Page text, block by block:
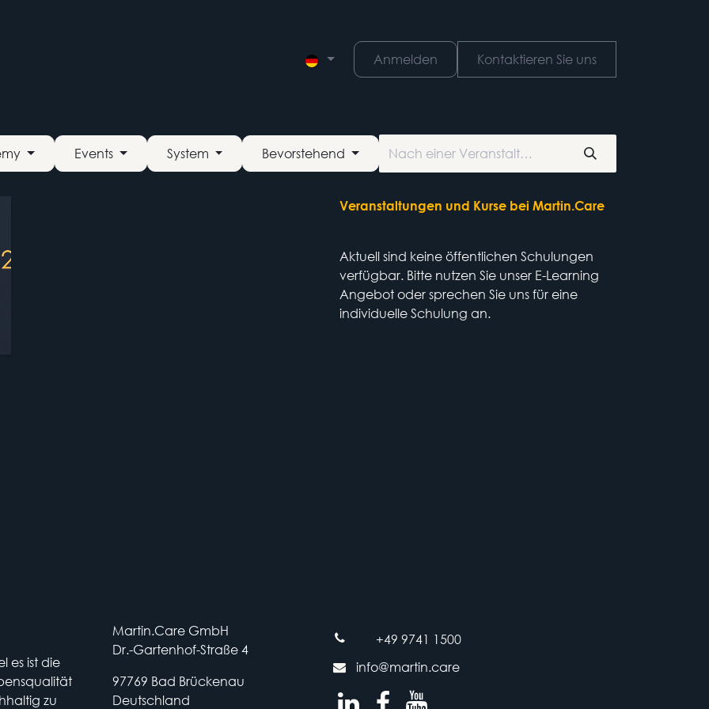
Veranstaltungen Anmelden Kontaktieren Sie uns
Events System Bevorstehend
Veranstaltungen und Kurse bei Martin.Care
Aktuell sind keine öffentlichen Schulungen
verfügbar. Bitte nutzen Sie unser E-Learning
Angebot oder sprechen Sie uns für eine
individuelle Schulung an.
es ist die
zu
+49 9741 1500
info@martin.care
Martin.Care GmbH
Dr.-Gartenhof-Straße 4
97769 Bad Brückenau
Deutschland